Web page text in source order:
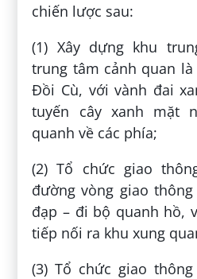
chiến lược sau:
(1) Xây dựng khu
trung tâm cảnh quan là
Đồi Cù, với vành đai
tuyến cây xanh mặt
quanh về các phía;
(2) Tổ chức giao
đường vòng giao
đạp – đi bộ quanh hồ,
tiếp nối ra khu xung
(3) Tổ chức giao